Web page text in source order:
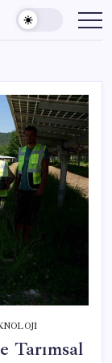
Tarımsal